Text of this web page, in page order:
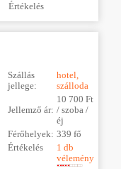
Értékelés
Szállás
jellege:
hotel,
szálloda
Jellemző ár:
10 700 Ft
/ szoba /
éj
Férőhelyek: 339 fő
Értékelés
1 db
vélemény